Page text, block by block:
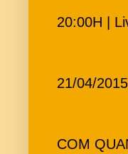
20:00H |
21/04/
COM